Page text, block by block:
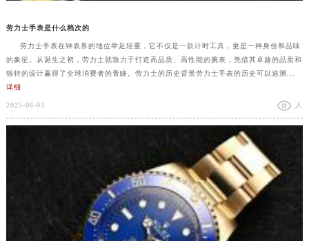
劳力士手表是什么档次的
劳力士手表在钟表界的地位举足轻重，它不仅是一款计时工具，更是一种身份和品味
的象征。从诞生之初，劳力士就致力于打造高品质、高性能的腕表，凭借其卓越的品质和
独特的设计赢得了全球消费者的青睐。劳力士的历史背景劳力士手表的历史可以追溯...
详细
2025-06-03 人